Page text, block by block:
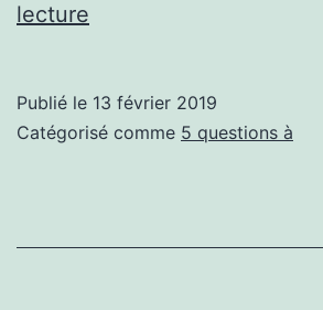
lecture
…
Publié le 13 février 2019
Catégorisé comme 5 questions à